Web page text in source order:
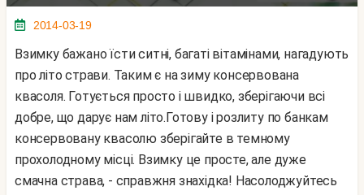
2014-03-19
Взимку бажано їсти ситні, багаті вітамінами, нагадують
про літо страви. Таким є на зиму консервована
квасоля. Готується просто і швидко, зберігаючи всі
добре, що дарує нам літо.Готову і розлиту по банкам
консервовану квасолю зберігайте в темному
прохолодному місці. Взимку це просте, але дуже
смачна страва, - справжня знахідка! Насолоджуйтесь